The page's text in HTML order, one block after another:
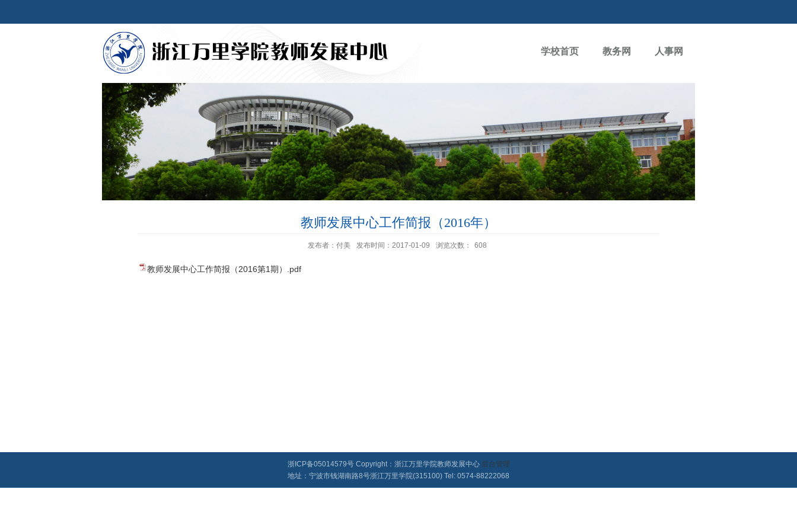
学校首页 教务网 人事网
教师发展中心工作简报（2016年）
发布者：付美 发布时间：2017-01-09 浏览次数： 608
教师发展中心工作简报（2016第1期）.pdf
浙ICP备05014579号 Copyright：浙江万里学院教师发展中心 后台管理
地址：宁波市钱湖南路8号浙江万里学院(315100) Tel: 0574-88222068